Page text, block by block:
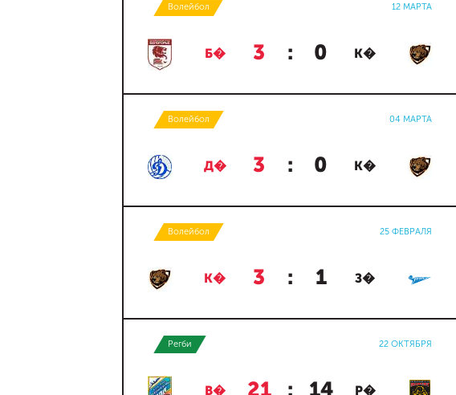
Волейбол 12 МАРТА
Б� 3 : 0 К�
Волейбол 04 МАРТА
Д� 3 : 0 К�
Волейбол 25 ФЕВРАЛЯ
К� 3 : 1 З�
Регби 22 ОКТЯБРЯ
В� 21 : 14 Р�